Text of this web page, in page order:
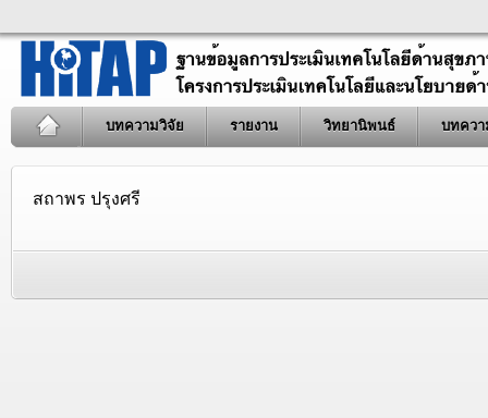
บทความวิจัย รายงาน วิทยานิพนธ์ บทควา
สถาพร ปรุงศรี